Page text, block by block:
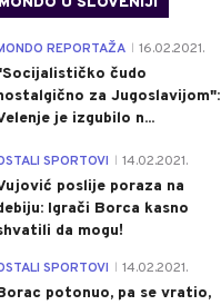
REPORTAŽA 16.02.2021.
čudo
za Jugoslavijom":
je izgubilo n...
SPORTOVI 14.02.2021.
poslije poraza na
Igrači Borca kasno
da mogu!
SPORTOVI 14.02.2021.
potonuo, pa se vratio,